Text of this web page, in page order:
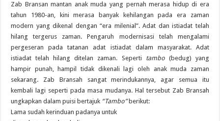
Zab Bransan mantan anak muda yang pernah merasa hidup di era
tahun 1980-an, kini merasa banyak kehilangan pada era zaman
modern yang dikenal dengan “era milenial”. Adat dan istiadat telah
hilang tergerus zaman. Pengaruh modernisasi telah mengalami
pergeseran pada tatanan adat istiadat dalam masyarakat. Adat
istiadat telah hilang ditelan zaman. Seperti tambo(bedug) yang
hampir punah, hampil tidak dikenali lagi oleh anak muda zaman
sekarang. Zab Bransah sangat merindukannya, agar semua itu
kembali lagi seperti pada masa mudanya. Hal tersebut Zab Bransah
ungkapkan dalam puisi bertajuk “Tambo”berikut:
Lama sudah kerinduan padanya untuk